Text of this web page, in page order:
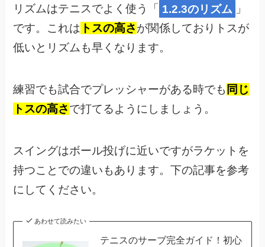
リズムはテニスでよく使う「 1.2.3のリズム
」
です。これは トスの高さが関係しておりトスが
低いとリズムも早くなります。
練習でも試合でプレッシャーがある時でも 同じ
トスの高さで打てるようにしましょう。
スイングはボール投げに近いですがラケットを
持つことでの違いもあります。下の記事を参考
にしてください。
あわせて読みたい
テニスのサーブ完全ガイド！初心